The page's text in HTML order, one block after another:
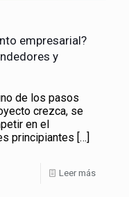
empresarial?
y
de los pasos
crezca, se
en el
principiantes […]
Leer más